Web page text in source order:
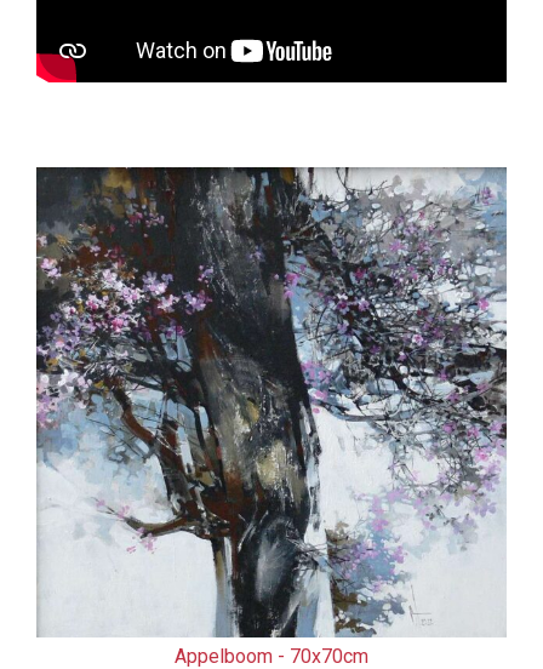
Appelboom - 70x70cm